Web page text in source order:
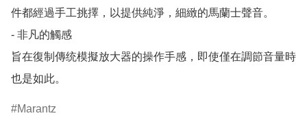
件都經過手工挑擇，以提供純淨，細緻的馬蘭士聲音。
- 非凡的觸感
旨在復制傳统模擬放大器的操作手感，即使僅在調節音量時
Marantz